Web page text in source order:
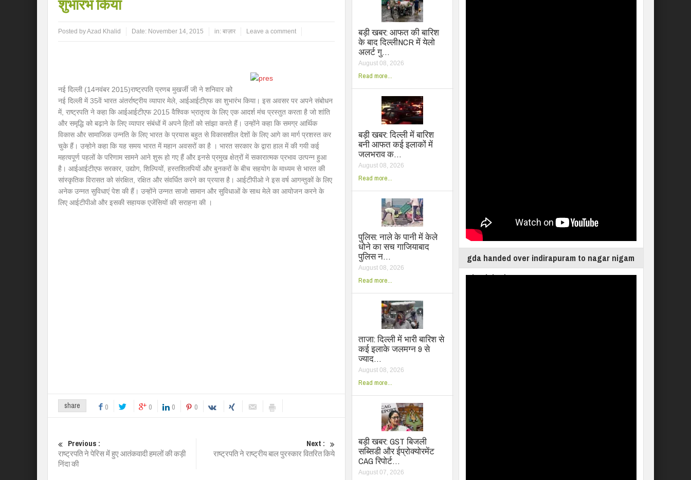
शुभारंभ किया
Posted byAzad Khalid Date: November 14, 2015 in: बाज़ार Leave a comment
नई दिल्ली (14नवंबर 2015)राष्ट्रपति प्रणब मुखर्जी जी ने शनिवार को
नई दिल्ली में 35वें भारत अंतर्राष्ट्रीय व्यापार मेले, आईआईटीएफ का शुभारंभ किया। इस अवसर पर अपने संबोधन
में, राष्ट्रपति ने कहा कि आईआईटीएफ 2015 वैश्विक भ्रातृत्व के लिए एक आदर्श मंच प्रस्तुत करता है जो शांति
और समृद्धि को बढ़ाने के लिए व्यापार संबंधों में अपने हितों को सांझा करते हैं। उन्होंने कहा कि समग्र आर्थिक
विकास और सामाजिक उन्नति के लिए भारत के प्रयास बहुत से विकासशील देशों के लिए आगे का मार्ग प्रशस्त कर
चुके हैं। उन्होने कहा कि यह समय भारत में महान अवसरों का है । भारत सरकार के द्वारा हाल में की गयी कई
महत्वपूर्ण पहलों के परिणाम सामने आने शुरू हो गए हैं और इनसे प्रमुख क्षेत्रों में सकारात्मक प्रभाव उत्पन्न हुआ
है। आईआईटीएफ सरकार, उद्योग, शिल्पियों, हस्तशिलपियों और बुनकरों के बीच सहयोग के माध्यम से भारत की
सांस्कृतिक विरासत को संरक्षित, रक्षित और संवर्धित करने का प्रयास है। आईटीपीओ ने इस वर्ष आगन्तुकों के लिए
अनेक उन्नत सुविधाएं पेश की हैं। उन्होंने उन्नत साजो सामान और सुविधाओं के साथ मेले का आयोजन करने के
लिए आईटीपीओ और इसकी सहायक एजेंसियों की सराहना की ।
share 0 0 0 0
Previous :
राष्ट्रपति ने पेरिस में हुए आतंकवादी हमलों की कड़ी
निंदा की
Next :
राष्ट्रपति ने राष्ट्रीय बाल पुरस्कार वितरित किये
बड़ी खबर: आफत की बारिश
के बाद दिल्लीNCR में येलो
अलर्ट गु…
August 08, 2026
Read more...
बड़ी खबर: दिल्ली में बारिश
बनी आफत कई इलाकों में
जलभराव क…
August 08, 2026
Read more...
पुलिस: नाले के पानी में केले
धोने का सच गाजियाबाद
पुलिस न…
August 08, 2026
Read more...
ताजा: दिल्ली में भारी बारिश से
कई इलाके जलमग्न 9 से
ज्याद…
August 08, 2026
Read more...
बड़ी खबर: GST बिजली
सब्सिडी और ईप्रोक्योरमेंट
CAG रिपोर्ट…
August 07, 2026
gda handed over indirapuram to nagar nigam
ghaziabad